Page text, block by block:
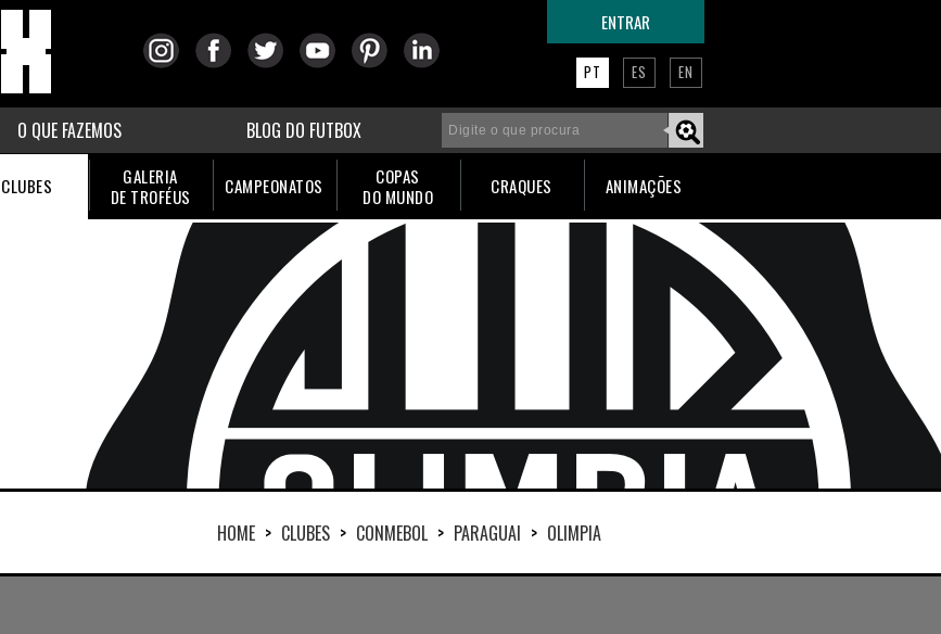
ENTRAR
PT ES EN
O QUE FAZEMOS BLOG DO FUTBOX
CLUBES
GALERIA
DE TROFÉUS
CAMPEONATOS
COPAS
DO MUNDO
CRAQUES ANIMAÇÕES
Faça um tour por esta página!
HOME > CLUBES > CONMEBOL > PARAGUAI > OLIMPIA